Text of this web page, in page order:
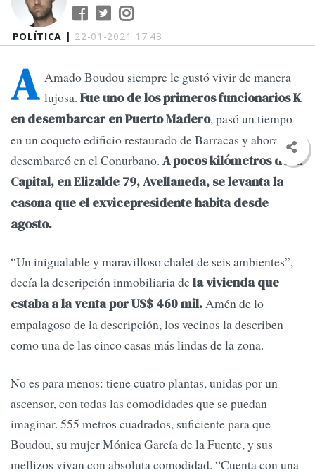
POLÍTICA | 22-01-2021 17:43
A Amado Boudou siempre le gustó vivir de manera
lujosa. Fue uno de los primeros funcionarios K
en desembarcar en Puerto Madero, pasó un tiempo
en un coqueto edificio restaurado de Barracas y ahora
desembarcó en el Conurbano. A pocos kilómetros de la
Capital, en Elizalde 79, Avellaneda, se levanta la
casona que el exvicepresidente habita desde
agosto.
“Un inigualable y maravilloso chalet de seis ambientes”,
decía la descripción inmobiliaria dela vivienda que
estaba a la venta por US$ 460 mil.Amén de lo
empalagoso de la descripción, los vecinos la describen
como una de las cinco casas más lindas de la zona.
No es para menos: tiene cuatro plantas, unidas por un
ascensor, con todas las comodidades que se puedan
imaginar. 555 metros cuadrados, suficiente para que
Boudou, su mujer Mónica García de la Fuente, y sus
mellizos vivan con absoluta comodidad. “Cuenta con una